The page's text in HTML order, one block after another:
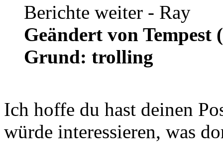
Berichte weiter - Ray
Geändert von
Grund: trolling
Ich hoffe du hast deinen
würde interessieren, was